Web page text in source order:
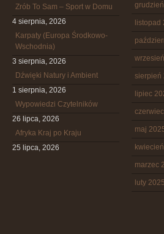
Zrób To Sam – Sport w Domu
4 sierpnia, 2026
Karpaty (Europa Środkowo-
Wschodnia)
3 sierpnia, 2026
Dźwięki Natury i Ambient
1 sierpnia, 2026
Wypowiedzi Czytelników
26 lipca, 2026
Afryka Kraj po Kraju
25 lipca, 2026
listopad
sierpień
lipiec
maj
marzec
luty 2025